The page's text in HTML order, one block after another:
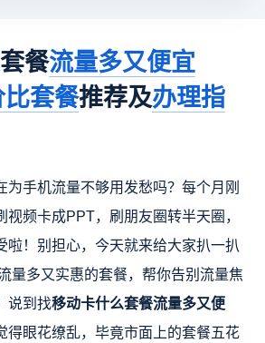
餐流量多又便宜
套餐推荐及办理指
为手机流量不够用发愁吗？每个月刚
视频卡成PPT，刷朋友圈转半天圈，
啦！别担心，今天就来给大家扒一扒
量多又实惠的套餐，帮你告别流量焦
说到找移动卡什么套餐流量多又便
得眼花缭乱，毕竟市面上的套餐五花